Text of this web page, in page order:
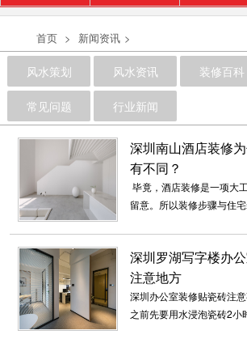
首页 > 新闻资讯 >
风水策划 风水资讯 装修百科
常见问题 行业新闻
深圳南山酒店装修
有不同？
毕竟，酒店装修是一项大
留意。所以装修步骤与住
深圳罗湖写字楼办
注意地方
深圳办公室装修贴瓷砖注
之前先要用水浸泡瓷砖2小